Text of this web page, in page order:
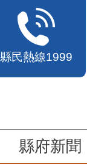
縣民熱線1999
縣府新聞